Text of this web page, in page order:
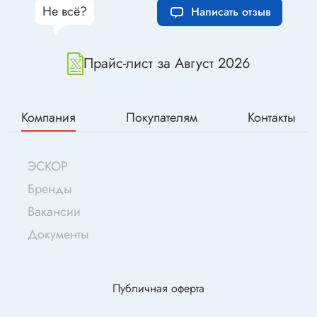
Прайс-лист за Август 2026
Не всё? Написать отзыв
Компания Покупателям Контакты
ЭСКОР
Бренды
Вакансии
Документы
Публичная оферта